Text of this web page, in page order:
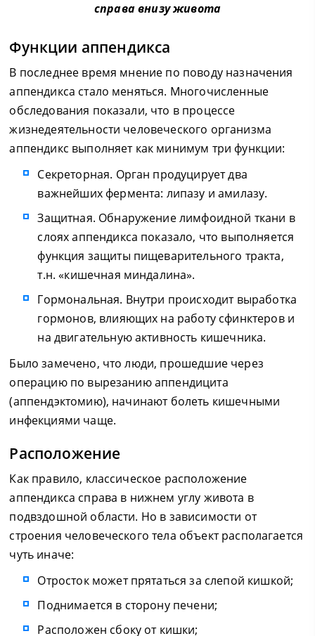
справа внизу живота
Функции аппендикса
В последнее время мнение по поводу назначения
аппендикса стало меняться. Многочисленные
обследования показали, что в процессе
жизнедеятельности человеческого организма
аппендикс выполняет как минимум три функции:
Секреторная. Орган продуцирует два
важнейших фермента: липазу и амилазу.
Защитная. Обнаружение лимфоидной ткани в
слоях аппендикса показало, что выполняется
функция защиты пищеварительного тракта,
т.н. «кишечная миндалина».
Гормональная. Внутри происходит выработка
гормонов, влияющих на работу сфинктеров и
на двигательную активность кишечника.
Было замечено, что люди, прошедшие через
операцию по вырезанию аппендицита
(аппендэктомию), начинают болеть кишечными
инфекциями чаще.
Расположение
Как правило, классическое расположение
аппендикса справа в нижнем углу живота в
подвздошной области. Но в зависимости от
строения человеческого тела объект располагается
чуть иначе:
Отросток может прятаться за слепой кишкой;
Поднимается в сторону печени;
Расположен сбоку от кишки;